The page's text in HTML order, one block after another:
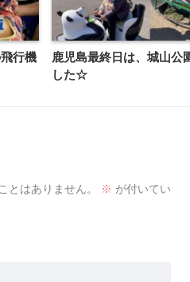
行機
鹿児島最終日は、城山公
した☆
とはありません。 ※ が付いてい